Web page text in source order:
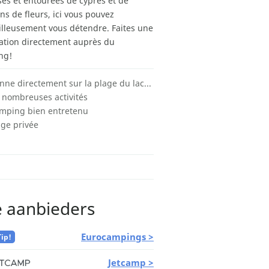
de fleurs, ici vous pouvez
vous détendre. Faites une
directement auprès du
Donne directement sur la plage du lac de Garde
nombreuses activités
bien entretenu
privée
aanbieders
Eurocampings >
Jetcamp >